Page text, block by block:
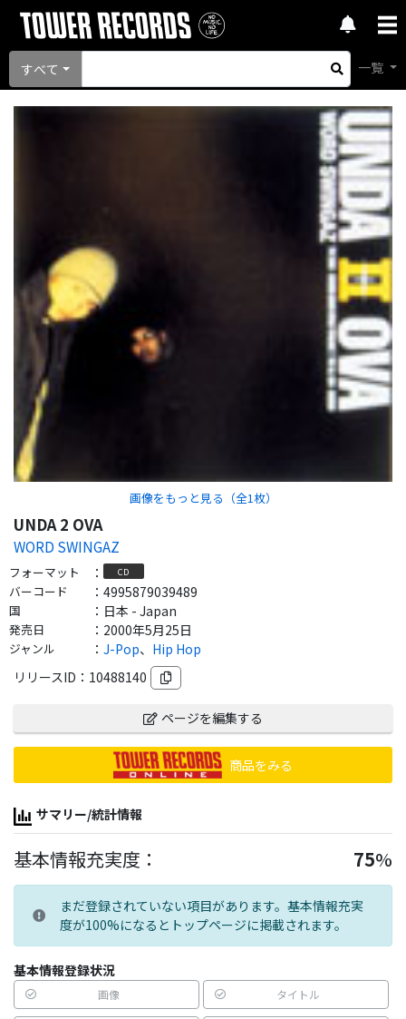
すべて 一覧
画像をもっと見る（全1枚）
UNDA 2 OVA
WORD SWINGAZ
フォーマット ： CD
バーコード ： 4995879039489
国 ： 日本 - Japan
発売日 ： 2000年5月25日
ジャンル ： J-Pop、 Hip Hop
リリースID： 10488140
ページを編集する
商品をみる
サマリー/統計情報
基本情報充実度： 75%
まだ登録されていない項目があります。基本情報充実
度が100%になるとトップページに掲載されます。
基本情報登録状況
画像 タイトル